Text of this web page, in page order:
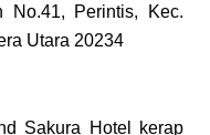
Perintis, Kec.
Utara 20234
Sakura Hotel kerap